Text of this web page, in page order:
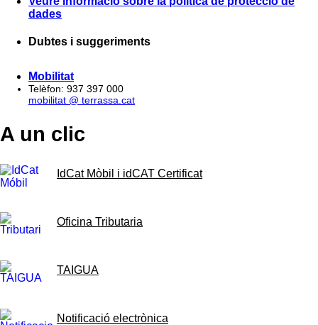
dades
Dubtes i suggeriments
Mobilitat
Telèfon: 937 397 000
mobilitat @ terrassa.cat
A un clic
IdCat Mòbil i idCAT Certificat
Oficina Tributaria
TAIGUA
Notificació electrònica